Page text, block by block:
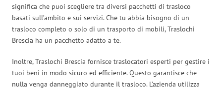
significa che puoi scegliere tra diversi pacchetti di trasloco
basati sull’ambito e sui servizi. Che tu abbia bisogno di un
trasloco completo o solo di un trasporto di mobili, Traslochi
Brescia ha un pacchetto adatto a te.
Inoltre, Traslochi Brescia fornisce traslocatori esperti per gestire i
tuoi beni in modo sicuro ed efficiente. Questo garantisce che
nulla venga danneggiato durante il trasloco. L’azienda utilizza